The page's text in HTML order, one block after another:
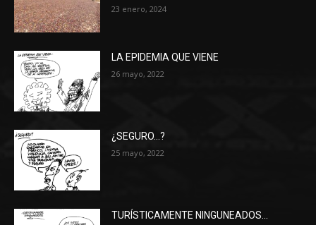
23 enero, 2024
LA EPIDEMIA QUE VIENE
26 mayo, 2022
¿SEGURO…?
25 mayo, 2022
TURÍSTICAMENTE NINGUNEADOS…